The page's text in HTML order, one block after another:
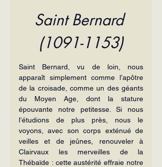
Saint Bernard
(1091-1153)
Saint Bernard, vu de loin, nous
apparaît simplement comme l’apôtre
de la croisade, comme un des géants
du Moyen Age, dont la stature
épouvante notre petitesse. Si nous
l’étudions de plus près, nous le
voyons, avec son corps exténué de
veilles et de jeûnes, renouveler à
Clairvaux les merveilles de la
Thébaïde : cette austérité effraie notre